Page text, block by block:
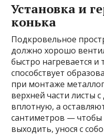
Установка и
конька
Подкровельное
должно хорошо
быстро нагревается
способствует
при монтаже
верхней части листы
вплотную, а
сантиметров — чтобы
выходить, унося с